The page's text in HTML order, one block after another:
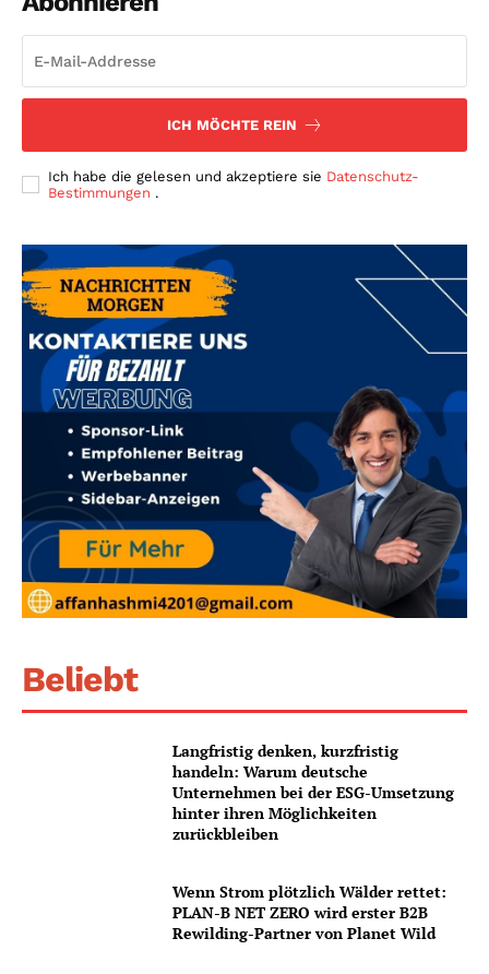
ICH MÖCHTE REIN
Ich habe die gelesen und akzeptiere sie Datenschutz-
Bestimmungen .
Beliebt
Langfristig denken, kurzfristig
handeln: Warum deutsche
Unternehmen bei der ESG-Umsetzung
hinter ihren Möglichkeiten
zurückbleiben
Wenn Strom plötzlich Wälder rettet:
PLAN-B NET ZERO wird erster B2B
Rewilding-Partner von Planet Wild